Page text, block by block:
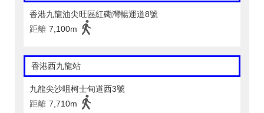
香港九龍油尖旺區紅磡灣暢運道8號
距離 7,100m
香港西九龍站
九龍尖沙咀柯士甸道西3號
距離 7,710m